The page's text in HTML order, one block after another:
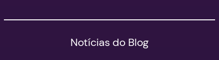
Notícias do Blog